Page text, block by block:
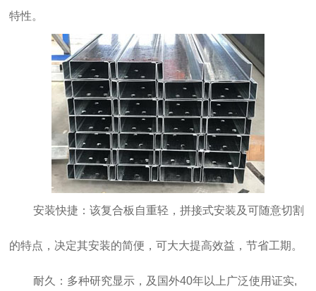
特性。
安装快捷：该复合板自重轻，拼接式安装及可随意切割
的特点，决定其安装的简便，可大大提高效益，节省工期。
耐久：多种研究显示，及国外40年以上广泛使用证实,